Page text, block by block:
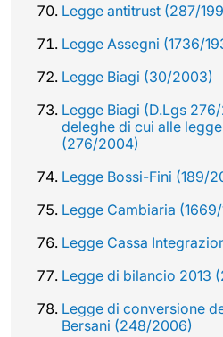
Legge antitrust (287/
Legge Assegni (1736/
Legge Biagi (30/2003)
Legge Biagi (D.Lgs
deleghe di cui alle
(276/2004)
Legge Bossi-Fini (189/
Legge Cambiaria
Legge Cassa
Legge di bilancio 2013
Legge di conversione
Bersani (248/2006)